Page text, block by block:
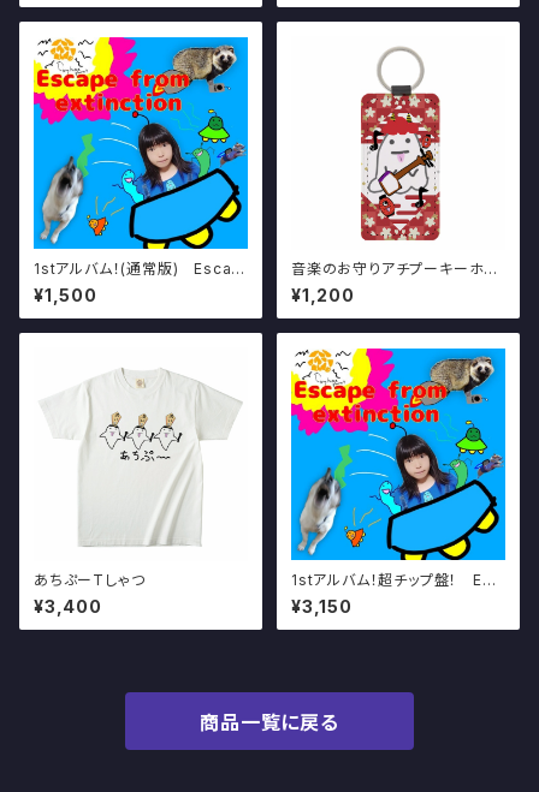
1stアルバム！(通常版) Escap
e from extinction おまけピ
ック＆シール付き！
¥1,500
音楽のお守りアチプーキーホル
ダー
¥1,200
あちぷーTしゃつ
¥3,400
1stアルバム！超チップ盤！ Esc
ape from extinction ジャ
ケットにサイン！ おまけカスタ
ムピックイラストピック＆シール！
¥3,150
商品一覧に戻る